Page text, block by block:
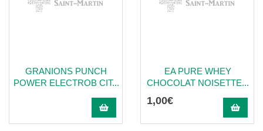
GRANIONS PUNCH
POWER ELECTROB CIT...
EA PURE WHEY
CHOCOLAT NOISETTE...
1,00€